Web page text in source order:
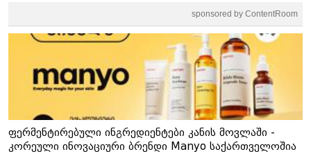
sponsored by ContentRoom
ფერმენტირებული ინგრედიენტები კანის მოვლაში -
კორეული ინოვაციური ბრენდი Manyo საქართველოშია